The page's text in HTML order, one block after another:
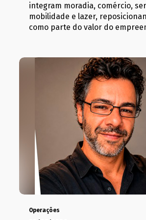
integram moradia, comércio,
mobilidade e lazer,
como parte do valor do
Operações